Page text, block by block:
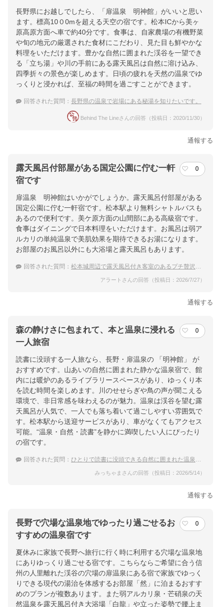
長野県にお越しでしたら、「扉温泉 明神館」がいいと思い
ます。標高10０0mを超える天空の宿です。松本ICから美ヶ
原高原方面へ車で約40分です。食事は、自家農場の有機野菜
や旬の地元の厳選された食材にこだわり、見た目も鮮やかな
料理をいただけます。豊かな自然に囲まれた渓谷を一望でき
る「立ち湯」や川の手前にある露天風呂は自然に溶け込み、
四季折々の景色が楽しめます。日頃の疲れを天然の温泉でゆ
っくりと浸かれば、至福の時間を過ごすことができます。
回答された質問： 長野県の温泉で岩場にある秘湯を知りたいです。
Behind The Lineさんの回答（投稿日：2020/11/30）
通報する
露天風呂付部屋がある国定公園に佇む一軒
宿です
0
扉温泉 明神館はいかがでしょうか。露天風呂付部屋がある
国定公園に佇む一軒宿です。松本駅より無料シャトルバスも
あるので便利です。美ケ原方面の山間部にある高級宿です。
食事はダイニングで日本料理をいただけます。お風呂は弱ア
ルカリの単純温泉で美肌効果を期待できるお湯になります。
お部屋のお風呂以外にも大浴場と露天風呂もあります。
回答された質問： 松本城周辺で露天風呂付き客室のあるプチ贅沢温泉宿はどこ？
アラートさんの回答（投稿日：2026/7/27）
通報する
森の静けさに包まれて、本と温泉に浸れる
一人旅宿
0
読書に没頭する一人旅なら、長野・扉温泉の 「明神館」 が
おすすめです。山あいの自然に囲まれた静かな温泉宿で、館
内には暖炉のあるライブラリースペースがあり、ゆっくり本
を読む時間を楽しめます。川のせせらぎや鳥の声が聞こえる
環境で、非日常感を味わえるのが魅力。温泉は渓谷を望む露
天風呂が人気で、一人でも落ち着いて過ごしやすい雰囲気で
す。松本駅から送迎サービスがあり、車がなくてもアクセス
可能。“温泉・自然・読書”を静かに満喫したい人にぴったり
の宿です。
回答された質問： ひとりで読書に没頭できる自然に囲まれた温泉宿でおすすめを教えて
みっちゃまさんの回答（投稿日：2026/5/14）
通報する
長野で穴場な温泉地でゆったり過ごせるお
すすめの温泉宿です
0
夏休みに家族で長野へ旅行に行く時に利用する穴場な温泉地
にありゆっくり過ごせる宿です。こちらならご希望に合う信
州の人里離れた渓谷の穴場の扉温泉にある宿で家族でゆっく
りできる現代の湯治を体感するお部屋「然」に泊まるおすす
めのプランが複数あります。また弱アルカリ泉・芒硝泉の天
然温泉を露天風呂付き大浴場「白龍」や立った姿勢で腰上ま